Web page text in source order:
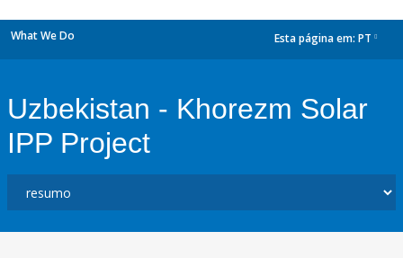
What We Do Esta página em: PT
Uzbekistan - Khorezm Solar
IPP Project